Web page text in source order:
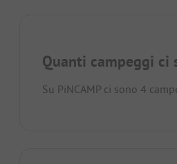
Quanti campeggi ci
Su PiNCAMP ci sono 4